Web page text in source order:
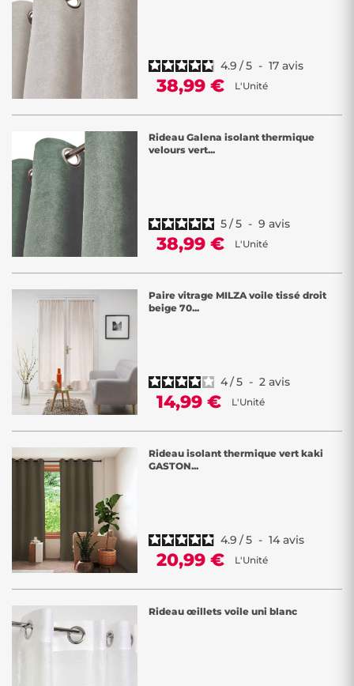
4.9 /5 - 17 avis
38,99 € L'Unité
Rideau Galena isolant thermique
velours vert...
5/5 - 9 avis
38,99 € L'Unité
Paire vitrage MILZA voile tissé droit
beige 70...
4/5 - 2 avis
14,99 € L'Unité
Rideau isolant thermique vert kaki
GASTON...
4.9 /5 - 14 avis
20,99 € L'Unité
Rideau œillets voile uni blanc